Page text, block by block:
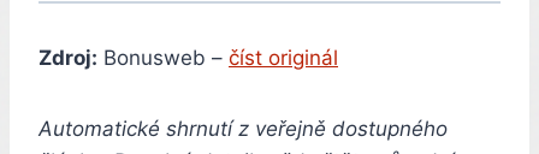
Zdroj: Bonusweb – číst originál
Automatické shrnutí z veřejně dostupného